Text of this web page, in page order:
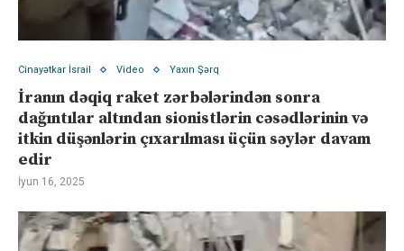
Cinayətkar İsrail Video Yaxın Şərq
İranın dəqiq raket zərbələrindən sonra
dağıntılar altından sionistlərin cəsədlərinin və
itkin düşənlərin çıxarılması üçün səylər davam
edir
İyun 16, 2025